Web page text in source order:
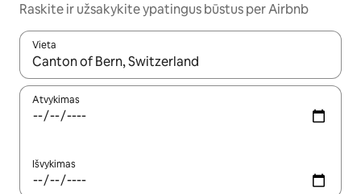
Raskite ir užsakykite ypatingus būstus per Airbnb
Vieta
Kai pasirodys paieškos rezultatai, juos naršyti galite
Atvykimas
Išvykimas